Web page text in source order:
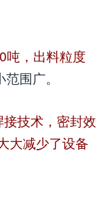
吨，出料粒度
围广。
技术，密封效
大减少了设备